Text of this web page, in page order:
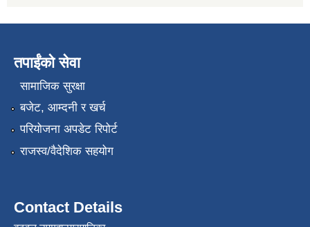
तपाईंको सेवा
सामाजिक सुरक्षा
बजेट, आम्दनी र खर्च
परियोजना अपडेट रिपोर्ट
राजस्व/वैदेशिक सहयोग
Contact Details